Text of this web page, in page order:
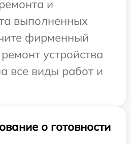
и
выполненных
фирменный
устройства
все виды работ и
о готовности